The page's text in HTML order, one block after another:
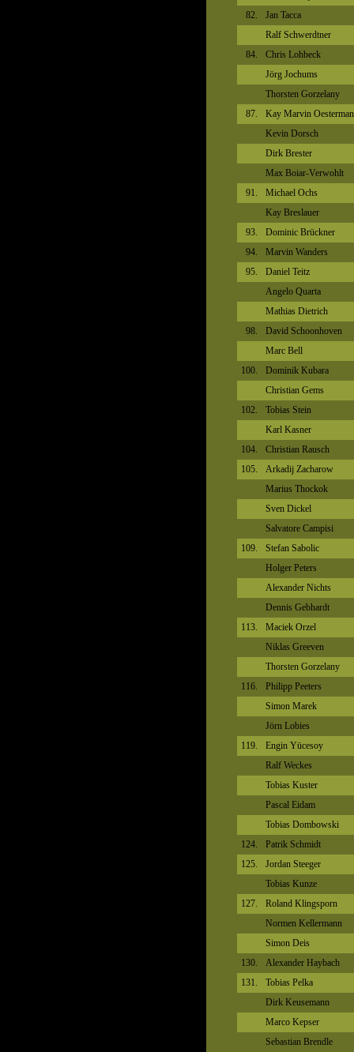
82.
Jan Tacca
Ralf Schwerdtner
84.
Chris Lohbeck
Jörg Jochums
Thorsten Gorzelany
87.
Kay Marvin
Kevin Dorsch
Dirk Brester
Max Boiar-Verwohlt
91.
Michael Ochs
Kay Breslauer
93.
Dominic Brückner
94.
Marvin Wanders
95.
Daniel Teitz
Angelo Quarta
Mathias Dietrich
98.
David Schoonhoven
Marc Bell
100.
Dominik Kubara
Christian Gems
102.
Tobias Stein
Karl Kasner
104.
Christian Rausch
105.
Arkadij Zacharow
Marius Thockok
Sven Dickel
Salvatore Campisi
109.
Stefan Sabolic
Holger Peters
Alexander Nichts
Dennis Gebhardt
113.
Maciek Orzel
Niklas Greeven
Thorsten Gorzelany
116.
Philipp Peeters
Simon Marek
Jörn Lobies
119.
Engin Yücesoy
Ralf Weckes
Tobias Kuster
Pascal Eidam
Tobias Dombowski
124.
Patrik Schmidt
125.
Jordan Steeger
Tobias Kunze
127.
Roland Klingsporn
Normen Kellermann
Simon Deis
130.
Alexander Haybach
131.
Tobias Pelka
Dirk Keusemann
Marco Kepser
Sebastian Brendle